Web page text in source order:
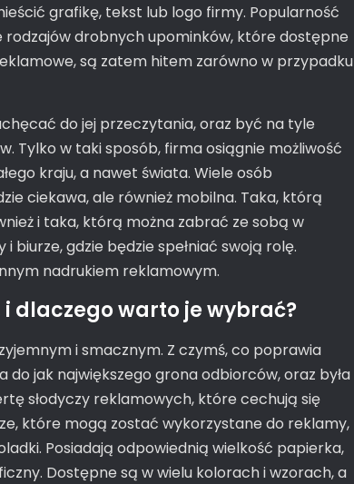
grafikę, tekst lub logo firmy. Popularność
rodzajów drobnych upominków, które dostępne
są zatem hitem zarówno w przypadku
do jej przeczytania, oraz być na tyle
Tylko w taki sposób, firma osiągnie możliwość
kraju, a nawet świata. Wiele osób
ciekawa, ale również mobilna. Taka, którą
i taka, którą można zabrać ze sobą w
biurze, gdzie będzie spełniać swoją rolę.
nadrukiem reklamowym.
dlaczego warto je wybrać?
i smacznym. Z czymś, co poprawia
jak największego grona odbiorców, oraz była
słodyczy reklamowych, które cechują się
które mogą zostać wykorzystane do reklamy,
Posiadają odpowiednią wielkość papierka,
Dostępne są w wielu kolorach i wzorach, a